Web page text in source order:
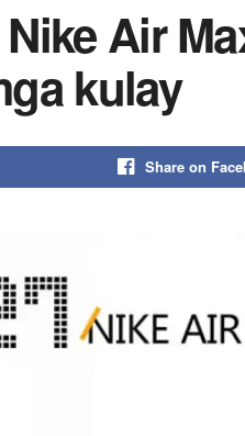
Air
kulay
Share on